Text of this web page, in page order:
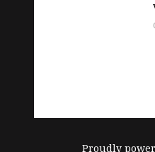
Proudly